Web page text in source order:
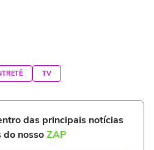
TV
das principais notícias
do nossoZAP